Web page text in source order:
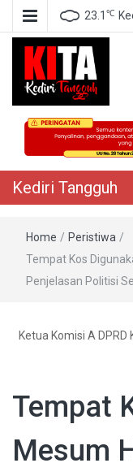
23.1 ℃
Berita Akurat
Kediri Tangguh
Home / Peristiwa /
Tempat Kos
Penjelasan Politisi
Ketua Komisi A
Tempat
Mesum